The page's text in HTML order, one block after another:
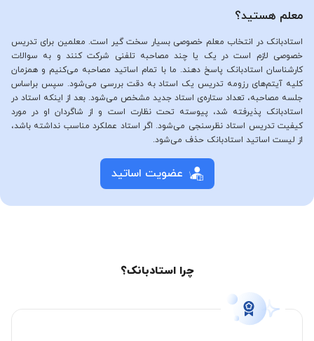
معلم هستید؟
استادبانک در انتخاب معلم خصوصی بسیار سخت گیر است. معلمین برای تدریس
خصوصی لازم است در یک یا چند مصاحبه تلفنی شرکت کنند و به سوالات
کارشناسان استادبانک پاسخ دهند. ما با تمام اساتید مصاحبه می‌کنیم و همزمان
کلیه آیتم‌های رزومه تدریس یک استاد به دقت بررسی می‌شود. سپس براساس
جلسه مصاحبه، تعداد ستاره‌ی استاد جدید مشخص می‌شود. بعد از اینکه استاد در
استادبانک پذیرفته شد، پیوسته تحت نظارت است و از شاگردان او در مورد
کیفیت تدریس استاد نظرسنجی می‌شود. اگر استاد عملکرد مناسب نداشته باشد،
از لیست اساتید استادبانک حذف می‌شود.
عضویت اساتید
چرا استادبانک؟